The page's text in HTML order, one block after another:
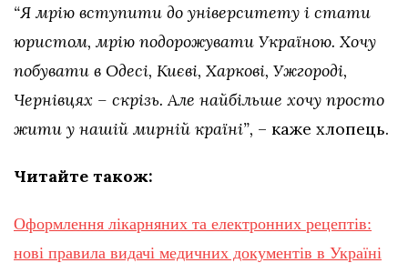
“Я мрію вступити до університету і стати
юристом, мрію подорожувати Україною. Хочу
побувати в Одесі, Києві, Харкові, Ужгороді,
Чернівцях – скрізь. Але найбільше хочу просто
жити у нашій мирній країні”, – каже хлопець.
Читайте також:
Оформлення лікарняних та електронних рецептів:
нові правила видачі медичних документів в Україні